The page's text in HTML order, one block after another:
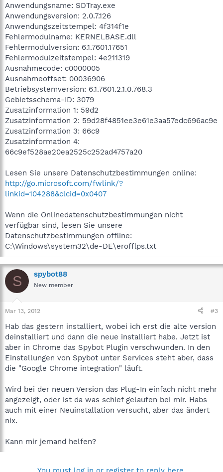
Anwendungsname: SDTray.exe
Anwendungsversion: 2.0.7.126
Anwendungszeitstempel: 4f314f1e
Fehlermodulname: KERNELBASE.dll
Fehlermodulversion: 6.1.7601.17651
Fehlermodulzeitstempel: 4e211319
Ausnahmecode: c0000005
Ausnahmeoffset: 00036906
Betriebsystemversion: 6.1.7601.2.1.0.768.3
Gebietsschema-ID: 3079
Zusatzinformation 1: 59d2
Zusatzinformation 2: 59d28f4851ee3e61e3aa57edc696ac9e
Zusatzinformation 3: 66c9
Zusatzinformation 4:
66c9ef528ae20ea2525c252ad4757a20
Lesen Sie unsere Datenschutzbestimmungen online:
http://go.microsoft.com/fwlink/?
linkid=104288&clcid=0x0407
Wenn die Onlinedatenschutzbestimmungen nicht
verfügbar sind, lesen Sie unsere
Datenschutzbestimmungen offline:
C:\Windows\system32\de-DE\erofflps.txt
S spybot88
New member
Mar 13, 2012 #3
Hab das gestern installiert, wobei ich erst die alte version
deinstalliert und dann die neue installiert habe. Jetzt ist
aber in Chrome das Spybot Plugin verschwunden. In den
Einstellungen von Spybot unter Services steht aber, dass
die "Google Chrome integration" läuft.
Wird bei der neuen Version das Plug-In einfach nicht mehr
angezeigt, oder ist da was schief gelaufen bei mir. Habs
auch mit einer Neuinstallation versucht, aber das ändert
nix.
Kann mir jemand helfen?